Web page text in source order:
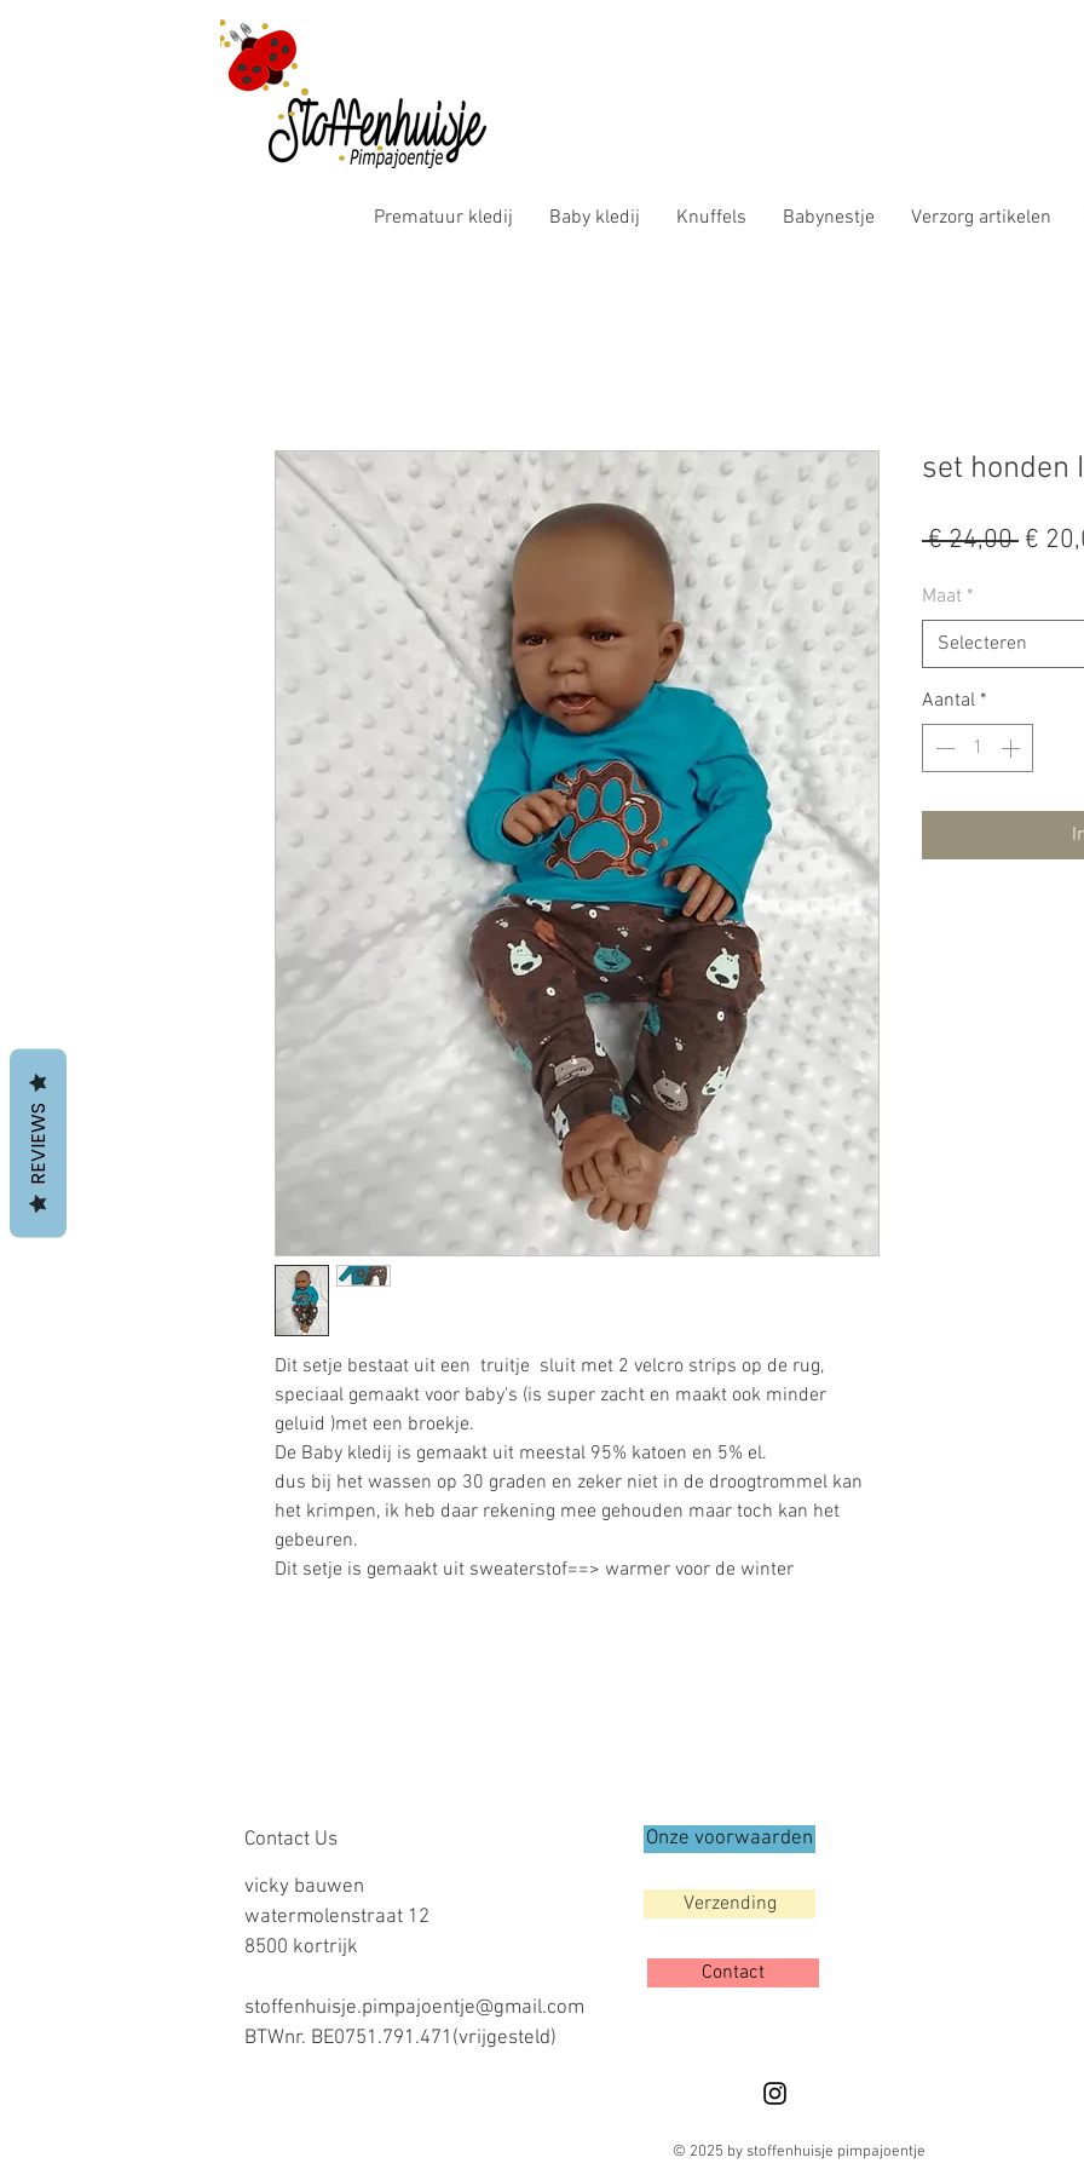
Prematuur kledij Baby kledij Knuffels Babynestje Verzorg artikelen
Dit setje bestaat uit een truitje sluit met 2 velcro strips op de rug,
speciaal gemaakt voor baby's (is super zacht en maakt ook minder
geluid )met een broekje.
De Baby kledij is gemaakt uit meestal 95% katoen en 5% el.
dus bij het wassen op 30 graden en zeker niet in de droogtrommel kan
het krimpen, ik heb daar rekening mee gehouden maar toch kan het
gebeuren.
Dit setje is gemaakt uit sweaterstof==> warmer voor de winter
set honden I
€ 24,00 €
Maat *
Selecteren
Aantal *
Contact Us
vicky bauwen
watermolenstraat 12
8500 kortrijk
stoffenhuisje.pimpajoentje@gmail.com
BTWnr. BE0751.791.471(vrijgesteld)
Onze voorwaarden
Verzending
Contact
© 2025 by stoffenhuisje pimpajoentje
REVIEWS